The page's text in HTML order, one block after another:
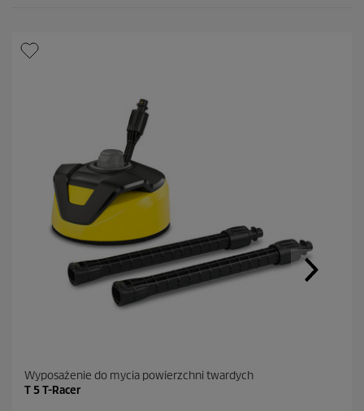
Wyposażenie do mycia powierzchni twardych
T 5 T-Racer